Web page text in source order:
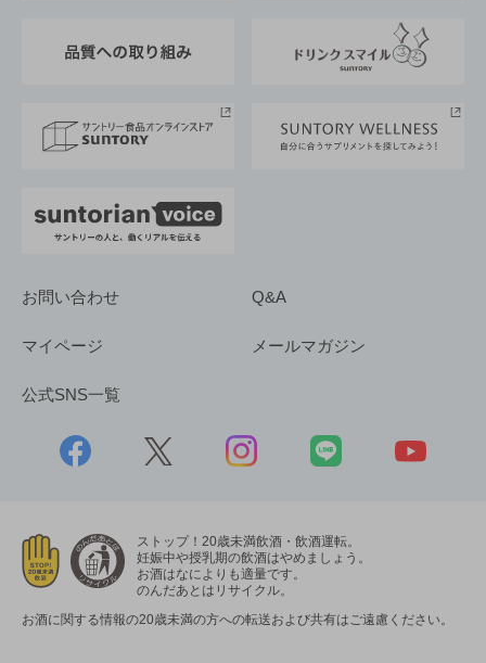
採用情報
お問い合わせ Q&A
マイページ メールマガジン
公式SNS一覧
ストップ！20歳未満飲酒・飲酒運転。
妊娠中や授乳期の飲酒はやめましょう。
お酒はなによりも適量です。
のんだあとはリサイクル。
お酒に関する情報の20歳未満の方への転送および共有はご遠慮ください。